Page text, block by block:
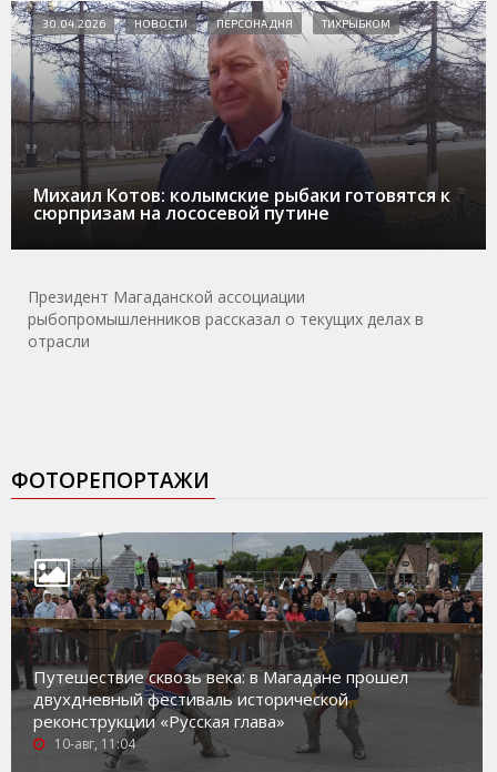
Михаил Котов: колымские рыбаки готовятся к
сюрпризам на лососевой путине
30.04.2026 НОВОСТИ ПЕРСОНА ДНЯ ТИХРЫБКОМ
Президент Магаданской ассоциации
рыбопромышленников рассказал о текущих делах в
отрасли
ФОТОРЕПОРТАЖИ
Путешествие сквозь века: в Магадане прошел
двухдневный фестиваль исторической
реконструкции «Русская глава»
10-авг, 11:04